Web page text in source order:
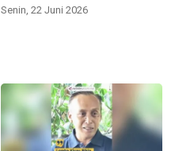
Senin, 22 Juni 2026